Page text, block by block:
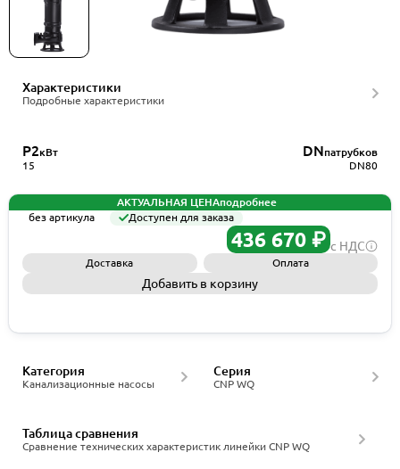
Характеристики
Подробные характеристики
P2кВт
15
DNпатрубков
DN80
АКТУАЛЬНАЯ ЦЕНАподробнее
без артикула
Доступен для заказа
436 670 ₽ с НДС
Доставка Оплата
Добавить в корзину
Канализационные насосы
Категория
CNP WQ
Серия
Сравнение технических характеристик линейки CNP WQ
Таблица сравнения